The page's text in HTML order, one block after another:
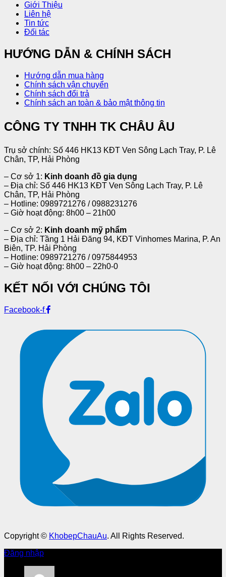
Giới Thiệu
Liên hệ
Tin tức
Đối tác
HƯỚNG DẪN & CHÍNH SÁCH
Hướng dẫn mua hàng
Chính sách vận chuyển
Chính sách đổi trả
Chính sách an toàn & bảo mật thông tin
CÔNG TY TNHH TK CHÂU ÂU
Trụ sở chính: Số 446 HK13 KĐT Ven Sông Lạch Tray, P. Lê
Chân, TP, Hải Phòng
– Cơ sở 1: Kinh doanh đồ gia dụng
– Địa chỉ: Số 446 HK13 KĐT Ven Sông Lạch Tray, P. Lê
Chân, TP, Hải Phòng
– Hotline: 0989721276 / 0988231276
– Giờ hoạt động: 8h00 – 21h00
– Cơ sở 2: Kinh doanh mỹ phẩm
– Địa chỉ: Tầng 1 Hải Đăng 94, KĐT Vinhomes Marina, P. An
Biên, TP. Hải Phòng
– Hotline: 0989721276 / 0975844953
– Giờ hoạt động: 8h00 – 22h0-0
KẾT NỐI VỚI CHÚNG TÔI
Facebook-f
Copyright © KhobepChauAu. All Rights Reserved.
Đăng nhập